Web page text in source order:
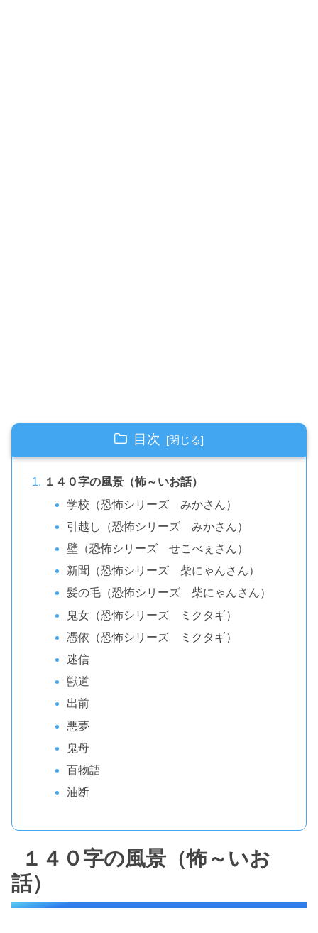
目次
１４０字の風景（怖～いお話）
学校（恐怖シリーズ みかさん）
引越し（恐怖シリーズ みかさん）
壁（恐怖シリーズ せこべぇさん）
新聞（恐怖シリーズ 柴にゃんさん）
髪の毛（恐怖シリーズ 柴にゃんさん）
鬼女（恐怖シリーズ ミクタギ）
憑依（恐怖シリーズ ミクタギ）
迷信
獣道
出前
悪夢
鬼母
百物語
油断
１４０字の風景（怖～いお
話）